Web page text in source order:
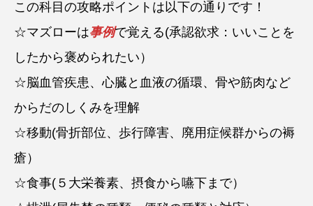
この科目の攻略ポイントは以下の通りです！
☆マズローは事例で覚える(承認欲求：いいことを
したから褒められたい）
☆脳血管疾患、心臓と血液の循環、骨や筋肉など
からだのしくみを理解
☆移動(骨折部位、歩行障害、廃用症候群からの褥
瘡）
☆食事(５大栄養素、摂食から嚥下まで）